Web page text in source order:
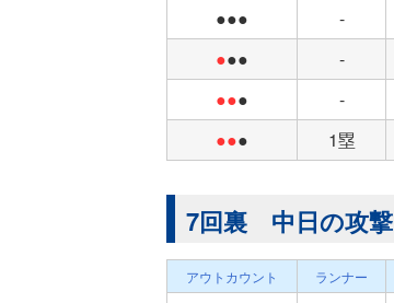
●●● -
●●● -
●●● -
●●● 1塁
7回裏 中日の攻撃
アウトカウント ランナー